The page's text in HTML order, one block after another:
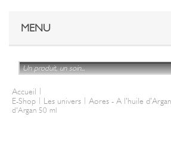
MENU
Accueil |
E-Shop | Les univers | Aores - A l'huile d'Argan
d'Argan 50 ml